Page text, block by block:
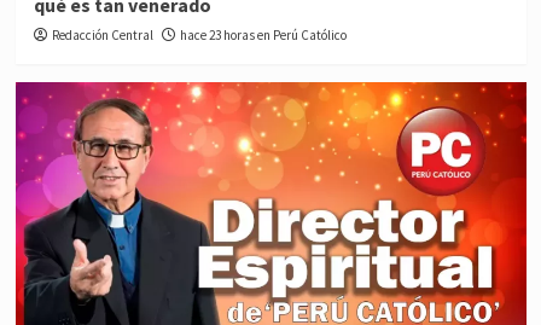
qué es tan venerado
Redacción Central hace 23 horas en Perú Católico